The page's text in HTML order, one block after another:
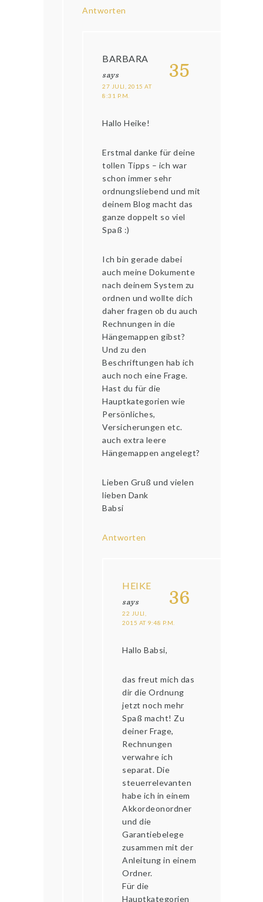
Antworten
35
BARBARA
says
27 JULI, 2015 AT
8:31 P.M.
Hallo Heike!
Erstmal danke für deine
tollen Tipps – ich war
schon immer sehr
ordnungsliebend und mit
deinem Blog macht das
ganze doppelt so viel
Spaß :)
Ich bin gerade dabei
auch meine Dokumente
nach deinem System zu
ordnen und wollte dich
daher fragen ob du auch
Rechnungen in die
Hängemappen gibst?
Und zu den
Beschriftungen hab ich
auch noch eine Frage.
Hast du für die
Hauptkategorien wie
Persönliches,
Versicherungen etc.
auch extra leere
Hängemappen angelegt?
Lieben Gruß und vielen
lieben Dank
Babsi
Antworten
36
HEIKE
says
22 JULI,
2015 AT 9:48 P.M.
Hallo Babsi,
das freut mich das
dir die Ordnung
jetzt noch mehr
Spaß macht! Zu
deiner Frage,
Rechnungen
verwahre ich
separat. Die
steuerrelevanten
habe ich in einem
Akkordeonordner
und die
Garantiebelege
zusammen mit der
Anleitung in einem
Ordner.
Für die
Hauptkategorien